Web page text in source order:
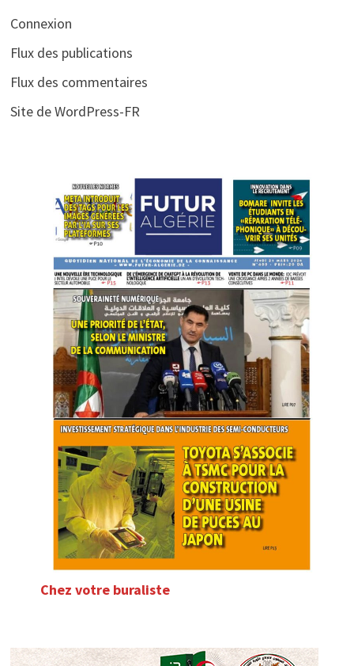
Connexion
Flux des publications
Flux des commentaires
Site de WordPress-FR
Chez votre buraliste